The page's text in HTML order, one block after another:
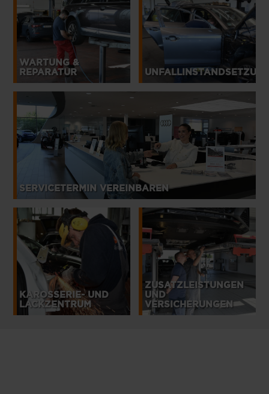
WARTUNG &
REPARATUR
SERVICETERMIN VEREINBAREN
KAROSSERIE- UND
LACKZENTRUM
ZUSATZLEISTUNGEN
UND
VERSICHERUNGEN